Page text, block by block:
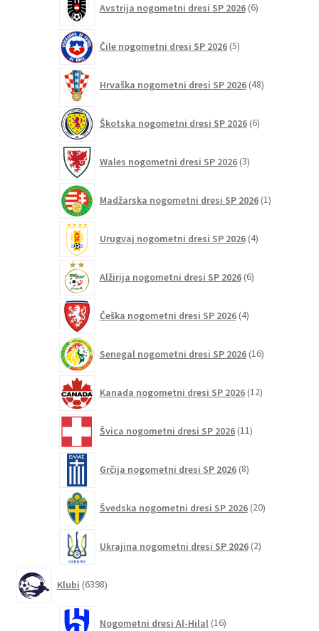
Avstrija nogometni dresi SP 2026 6izdelkov
Čile nogometni dresi SP 2026 5izdelkov
Hrvaška nogometni dresi SP 2026 48izdelkov
Škotska nogometni dresi SP 2026 6izdelkov
Wales nogometni dresi SP 2026 3izdelki
Madžarska nogometni dresi SP 2026 1izdelek
Urugvaj nogometni dresi SP 2026 4izdelki
Alžirija nogometni dresi SP 2026 6izdelkov
Češka nogometni dresi SP 2026 4izdelki
Senegal nogometni dresi SP 2026 16izdelkov
Kanada nogometni dresi SP 2026 12izdelkov
Švica nogometni dresi SP 2026 11izdelkov
Grčija nogometni dresi SP 2026 8izdelkov
Švedska nogometni dresi SP 2026 20izdelkov
Ukrajina nogometni dresi SP 2026 2izdelka
Klubi 6398izdelkov
Nogometni dresi Al-Hilal 16